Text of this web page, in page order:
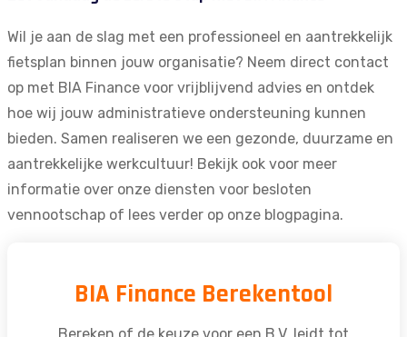
Wil je aan de slag met een professioneel en aantrekkelijk
fietsplan binnen jouw organisatie? Neem direct contact
op met BIA Finance voor vrijblijvend advies en ontdek
hoe wij jouw administratieve ondersteuning kunnen
bieden. Samen realiseren we een gezonde, duurzame en
aantrekkelijke werkcultuur! Bekijk ook voor meer
informatie over onze diensten voor besloten
vennootschap of lees verder op onze blogpagina.
BIA Finance Berekentool